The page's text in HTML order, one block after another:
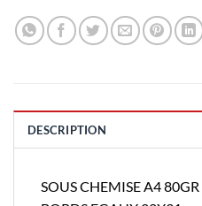
DESCRIPTION
SOUS CHEMISE A4